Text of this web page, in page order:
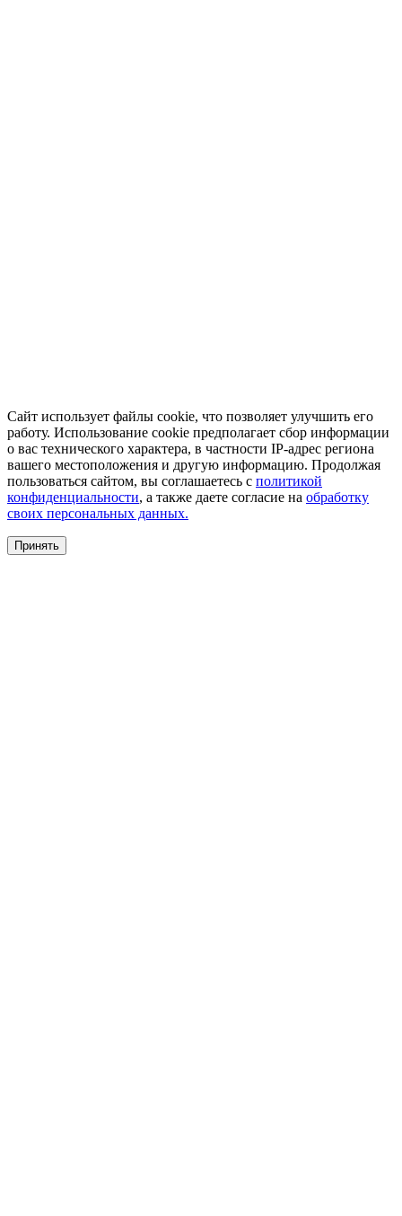
Сайт использует файлы cookie, что позволяет улучшить его
работу. Использование cookie предполагает сбор информации
о вас технического характера, в частности IP-адрес региона
вашего местоположения и другую информацию. Продолжая
пользоваться сайтом, вы соглашаетесь с политикой
конфиденциальности, а также даете согласие на обработку
своих персональных данных.
Принять